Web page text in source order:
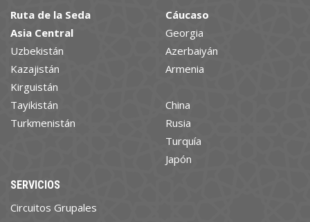
Ruta de la Seda
Asia Central
Uzbekistán
Kazajistán
Kirguistán
Tayikistán
Turkmenistán
Cáucaso
Georgia
Azerbaiyán
Armenia
China
Rusia
Turquía
Japón
SERVICIOS
Circuitos Grupales